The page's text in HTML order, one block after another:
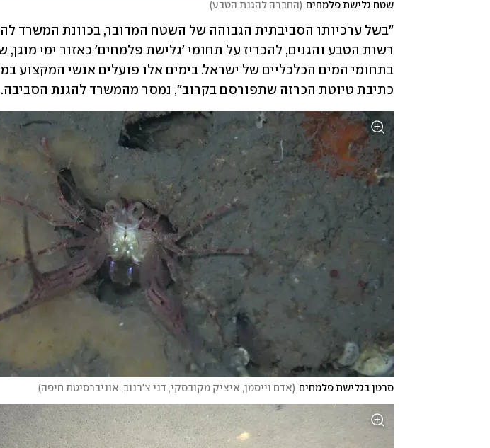
שטח גלישת פלמחים ( החברה להגנת הטבע)
כתיבת טיוטת הכרזה שתפורסם בקרוב", נמסר מהמשרד להגנת הסביבה.
סרטן בגלישת פלמחים (אדם וייסמן, איציק מקובסקי, דני צ'רנוב, אוניברסיטת חיפה)